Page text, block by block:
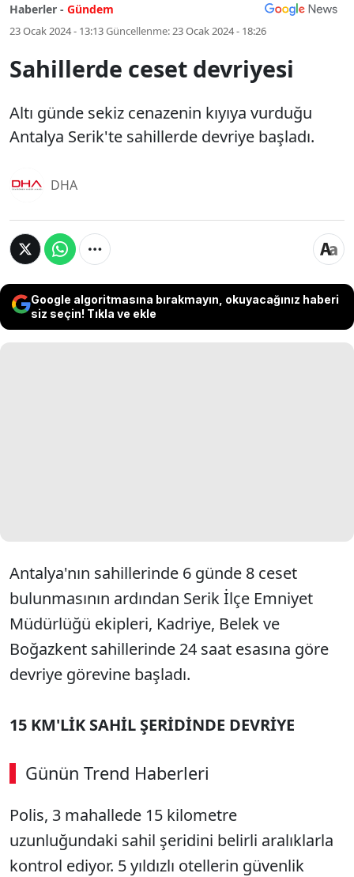
Haberler - Gündem
23 Ocak 2024 - 13:13Güncellenme:23 Ocak 2024 - 18:26
Sahillerde ceset devriyesi
Altı günde sekiz cenazenin kıyıya vurduğu
Antalya Serik'te sahillerde devriye başladı.
DHA
Google algoritmasına bırakmayın, okuyacağınız haberi
siz seçin! Tıkla ve ekle
Antalya'nın sahillerinde 6 günde 8 ceset
bulunmasının ardından Serik İlçe Emniyet
Müdürlüğü ekipleri, Kadriye, Belek ve
Boğazkent sahillerinde 24 saat esasına göre
devriye görevine başladı.
15 KM'LİK SAHİL ŞERİDİNDE DEVRİYE
Günün Trend Haberleri
Polis, 3 mahallede 15 kilometre
uzunluğundaki sahil şeridini belirli aralıklarla
kontrol ediyor. 5 yıldızlı otellerin güvenlik